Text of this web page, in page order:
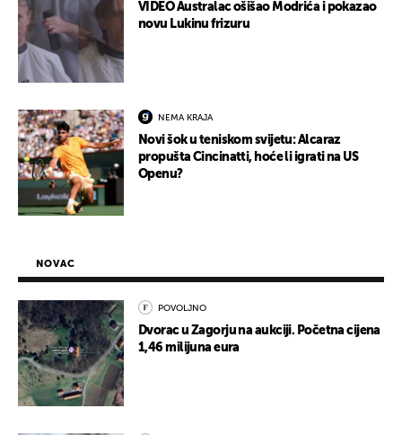
VIDEO Australac ošišao Modrića i pokazao
novu Lukinu frizuru
NEMA KRAJA
Novi šok u teniskom svijetu: Alcaraz
propušta Cincinatti, hoće li igrati na US
Openu?
NOVAC
POVOLJNO
Dvorac u Zagorju na aukciji. Početna cijena
1,46 milijuna eura